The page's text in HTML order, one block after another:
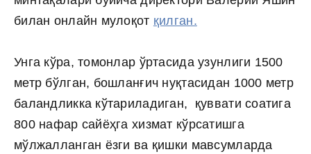
билан онлайн мулоқот қилган.
Унга кўра, томонлар ўртасида узунлиги 1500
метр бўлган, бошланғич нуқтасидан 1000 метр
баландликка кўтариладиган, қуввати соатига
800 нафар сайёҳга хизмат кўрсатишга
мўлжалланган ёзги ва қишки мавсумларда